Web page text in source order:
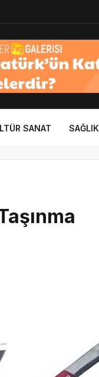
SANAT SAĞLIK